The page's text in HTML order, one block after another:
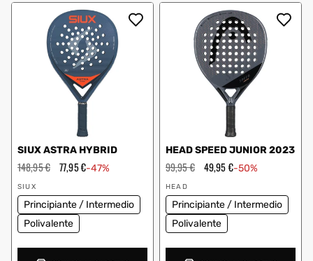
SIUX ASTRA HYBRID
Prezzo
regolare
148,95 € Prezzo
scontato
77,95 €-47%
Fornitore:
SIUX
Principiante / Intermedio
Polivalente
HEAD SPEED JUNIOR 2023
Prezzo
regolare
99,95 € Prezzo
scontato
49,95 €-50%
Fornitore:
HEAD
Principiante / Intermedio
Polivalente